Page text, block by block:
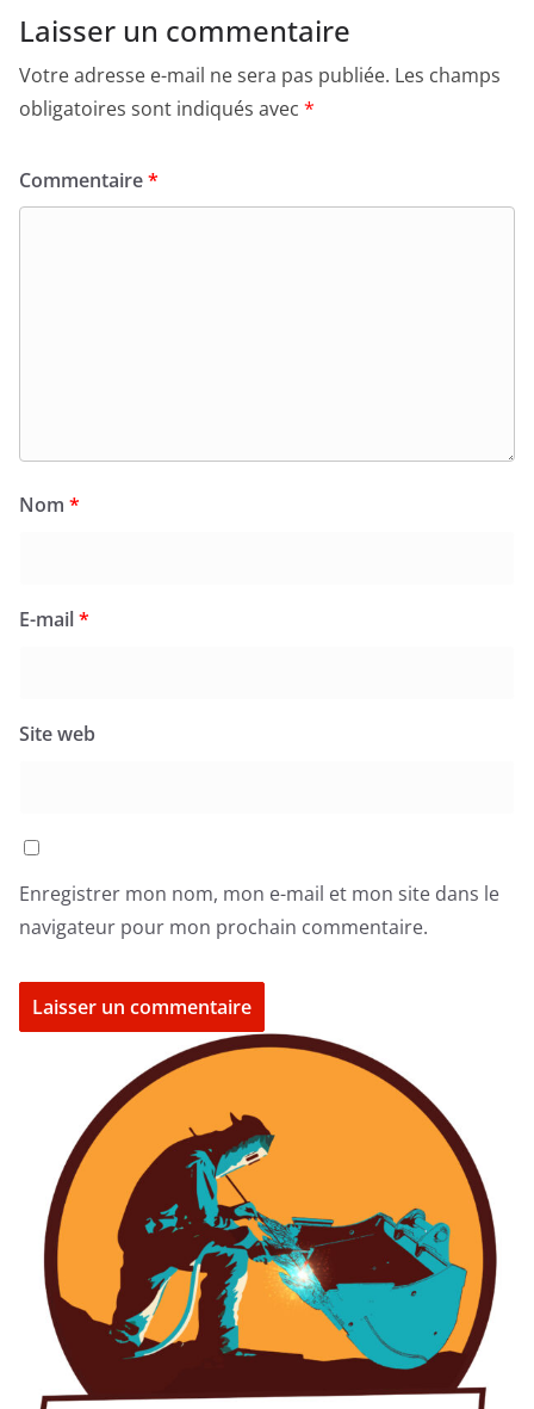
Laisser un commentaire
Votre adresse e-mail ne sera pas publiée. Les champs
obligatoires sont indiqués avec *
Commentaire*
Nom *
E-mail*
Site web
Enregistrer mon nom, mon e-mail et mon site dans le
navigateur pour mon prochain commentaire.